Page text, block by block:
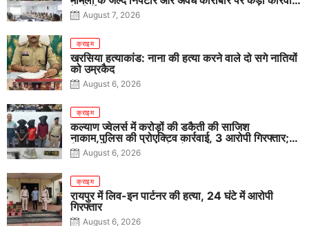
के निर्देश
August 7, 2026
क्राइम
खरसिया हत्याकांड: नाना की हत्या करने वाले दो सगे नातियों
को उम्रकैद
August 6, 2026
क्राइम
कल्याण ज्वेलर्स में करोड़ों की डकैती की साजिश
नाकाम,पुलिस की प्रोएक्टिव कार्रवाई, 3 आरोपी गिरफ्तार;
पिस्टल, कारतूस, चाकू और मोबाइल बरामद
August 6, 2026
क्राइम
रायपुर में लिव-इन पार्टनर की हत्या, 24 घंटे में आरोपी
गिरफ्तार
August 6, 2026